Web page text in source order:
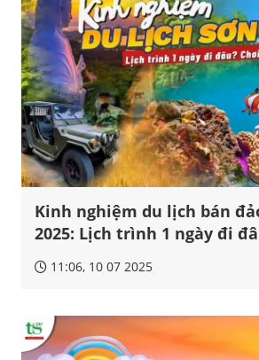
Kinh nghiệm du lịch bán
2025: Lịch trình 1 ngày đi
11:06, 10 07 2025